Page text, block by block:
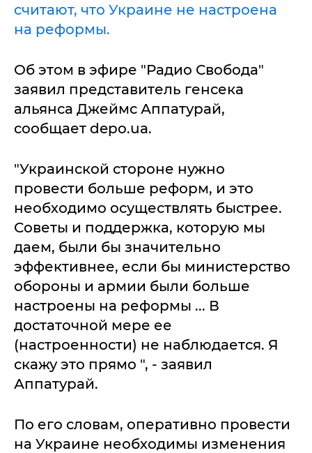
считают, что Украине не настроена
на реформы.
Об этом в эфире "Радио Свобода"
заявил представитель генсека
альянса Джеймс Аппатурай,
сообщает depo.ua.
"Украинской стороне нужно
провести больше реформ, и это
необходимо осуществлять быстрее.
Советы и поддержка, которую мы
даем, были бы значительно
эффективнее, если бы министерство
обороны и армии были больше
настроены на реформы ... В
достаточной мере ее
(настроенности) не наблюдается. Я
скажу это прямо ", - заявил
Аппатурай.
По его словам, оперативно провести
на Украине необходимы изменения